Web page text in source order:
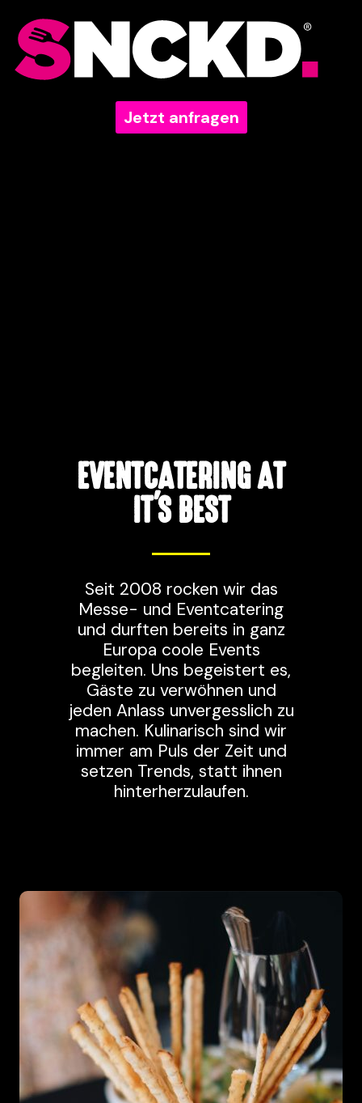
Jetzt anfragen
EVENTCATERING AT
IT'S BEST
Seit 2008 rocken wir das
Messe- und Eventcatering
und durften bereits in ganz
Europa coole Events
begleiten. Uns begeistert es,
Gäste zu verwöhnen und
jeden Anlass unvergesslich zu
machen. Kulinarisch sind wir
immer am Puls der Zeit und
setzen Trends, statt ihnen
hinterherzulaufen.